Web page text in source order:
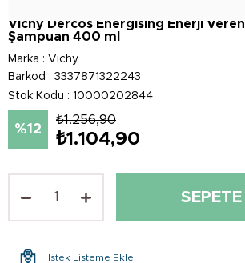
Vichy Dercos Energising Enerji Veren
Şampuan 400 ml
Marka : Vichy
Barkod : 3337871322243
Stok Kodu
10000202844
12
₺1.256,90
₺1.104,90
İstek Listeme Ekle